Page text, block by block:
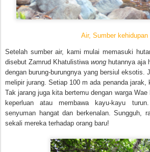
Air, Sumber kehidupan
Setelah sumber air, kami mulai memasuki
disebut Zamrud Khatulistiwa wong hutannya aja
dengan burung-burungnya yang bersiul eksotis.
melipir jurang. Setiap 100 m ada penanda jarak,
Tak jarang juga kita bertemu dengan warga
keperluan atau membawa kayu-kayu
senyuman hangat dan berkenalan. Sungguh,
sekali mereka terhadap orang baru!